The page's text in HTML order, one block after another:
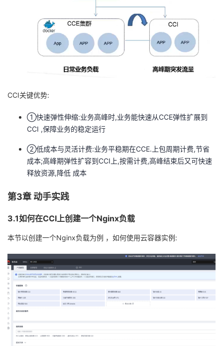
CCI关键优势:
①快速弹性伸缩:业务高峰时,业务能快速从CCE弹性扩展到
CCI ,保障业务的稳定运行
②低成本与灵活计费:业务平稳期在CCE.上包周期计费,节省
成本;高峰期弹性扩容到CCI上,按需计费,高峰结束后又可快速
释放资源,降低 成本
第3章 动手实践
3.1如何在CCI上创建一个Nginx负载
本节以创建一个Nginx负载为例 ，如何使用云容器实例: